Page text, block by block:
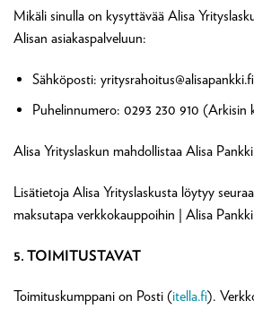
Mikäli sinulla on kysyttävää Alisa
Alisan asiakaspalveluun:
Sähköposti: yritysrahoitus@alisapankki.fi
Puhelinnumero: 0293 230 910 (Arkisin
Alisa Yrityslaskun mahdollistaa Alisa
Lisätietoja Alisa Yrityslaskusta löytyy
maksutapa verkkokauppoihin | Alisa Pankki
5. TOIMITUSTAVAT
Toimituskumppani on Posti (itella.fi).